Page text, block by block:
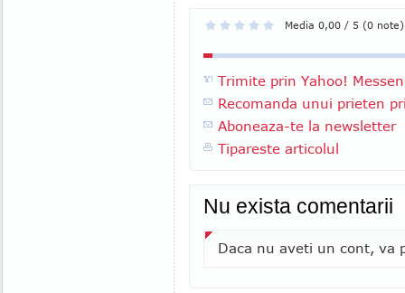
Media 0,00 / 5 (0 note)
Trimite prin Yahoo!
Recomanda unui prieten
Aboneaza-te la newsletter
Tipareste articolul
Nu exista comentarii
Daca nu aveti un cont, va